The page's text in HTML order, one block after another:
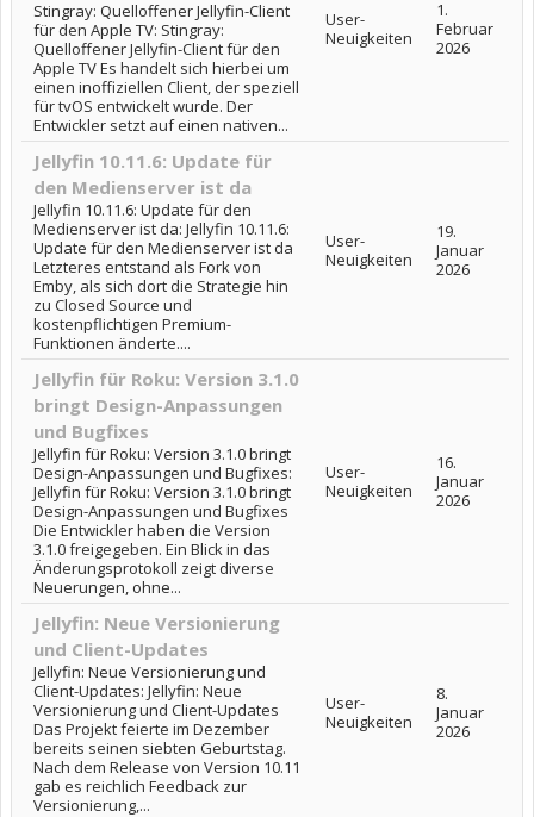
Stingray: Quelloffener Jellyfin-Client
für den Apple TV: Stingray:
Quelloffener Jellyfin-Client für den
Apple TV Es handelt sich hierbei um
einen inoffiziellen Client, der speziell
für tvOS entwickelt wurde. Der
Entwickler setzt auf einen nativen...
User-
Neuigkeiten
1.
Februar
2026
Jellyfin 10.11.6: Update für
den Medienserver ist da
Jellyfin 10.11.6: Update für den
Medienserver ist da: Jellyfin 10.11.6:
Update für den Medienserver ist da
Letzteres entstand als Fork von
Emby, als sich dort die Strategie hin
zu Closed Source und
kostenpflichtigen Premium-
Funktionen änderte....
User-
Neuigkeiten
19.
Januar
2026
Jellyfin für Roku: Version 3.1.0
bringt Design-Anpassungen
und Bugfixes
Jellyfin für Roku: Version 3.1.0 bringt
Design-Anpassungen und Bugfixes:
Jellyfin für Roku: Version 3.1.0 bringt
Design-Anpassungen und Bugfixes
Die Entwickler haben die Version
3.1.0 freigegeben. Ein Blick in das
Änderungsprotokoll zeigt diverse
Neuerungen, ohne...
User-
Neuigkeiten
16.
Januar
2026
Jellyfin: Neue Versionierung
und Client-Updates
Jellyfin: Neue Versionierung und
Client-Updates: Jellyfin: Neue
Versionierung und Client-Updates
Das Projekt feierte im Dezember
bereits seinen siebten Geburtstag.
Nach dem Release von Version 10.11
gab es reichlich Feedback zur
Versionierung,...
User-
Neuigkeiten
8.
Januar
2026